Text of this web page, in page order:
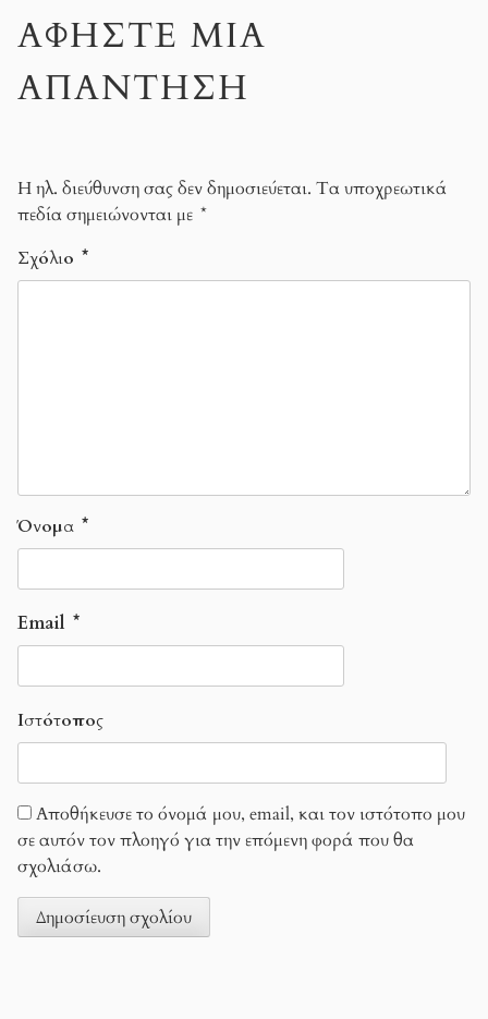
ΑΦΉΣΤΕ ΜΙΑ
ΑΠΆΝΤΗΣΗ
Η ηλ. διεύθυνση σας δεν δημοσιεύεται. Τα υποχρεωτικά
πεδία σημειώνονται με *
Σχόλιο *
Όνομα *
Email *
Ιστότοπος
Αποθήκευσε το όνομά μου, email, και τον ιστότοπο μου
σε αυτόν τον πλοηγό για την επόμενη φορά που θα
σχολιάσω.